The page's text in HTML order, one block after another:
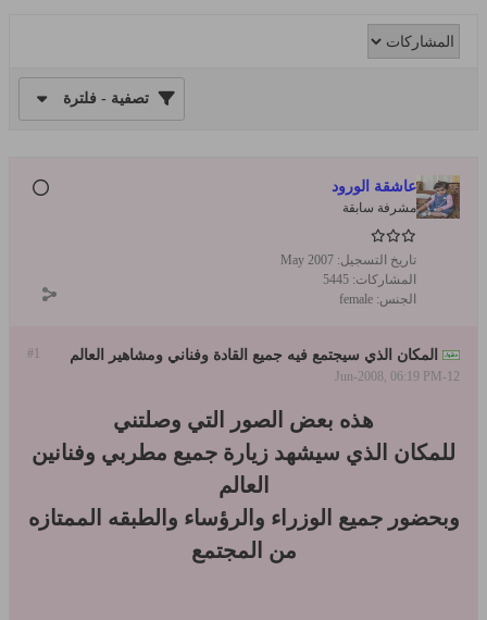
تصفية - فلترة
عاشقة الورود
مشرفة سابقة
تاريخ التسجيل: May 2007
المشاركات: 5445
الجنس: female
#1 المكان الذي سيجتمع فيه جميع القادة وفناني ومشاهير العالم
12-Jun-2008, 06:19 PM
هذه بعض الصور التي وصلتني
للمكان الذي سيشهد زيارة جميع مطربي وفنانين
العالم
وبحضور جميع الوزراء والرؤساء والطبقه الممتازه
من المجتمع